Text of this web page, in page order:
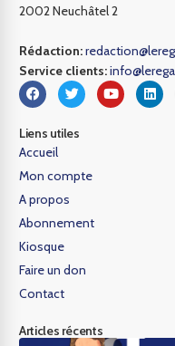
2002 Neuchâtel 2
Rédaction:
Service clients:
Liens utiles
Accueil
Mon compte
A propos
Abonnement
Kiosque
Faire un don
Contact
Articles récents